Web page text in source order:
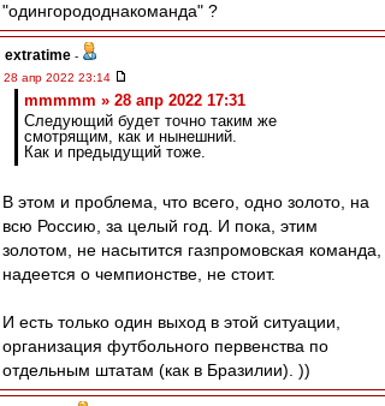
"одингорододнакоманда" ?
extratime -
28 апр 2022 23:14
mmmmm » 28 апр 2022 17:31
Следующий будет точно таким же
смотрящим, как и нынешний.
Как и предыдущий тоже.
В этом и проблема, что всего, одно золото, на
всю Россию, за целый год. И пока, этим
золотом, не насытится газпромовская команда,
надеется о чемпионстве, не стоит.
И есть только один выход в этой ситуации,
организация футбольного первенства по
отдельным штатам (как в Бразилии). ))